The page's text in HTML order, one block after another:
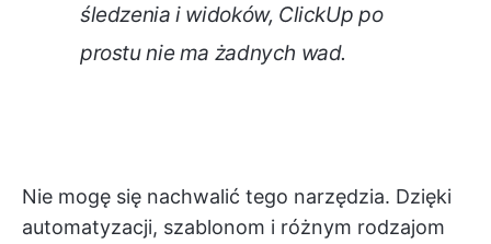
śledzenia i widoków, ClickUp po
prostu nie ma żadnych wad.
Nie mogę się nachwalić tego narzędzia. Dzięki
automatyzacji, szablonom i różnym rodzajom